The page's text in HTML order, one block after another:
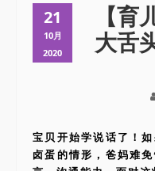
21
10月
2020
【
大舌
宝贝开始学说话了！
卤蛋的情形，爸妈难